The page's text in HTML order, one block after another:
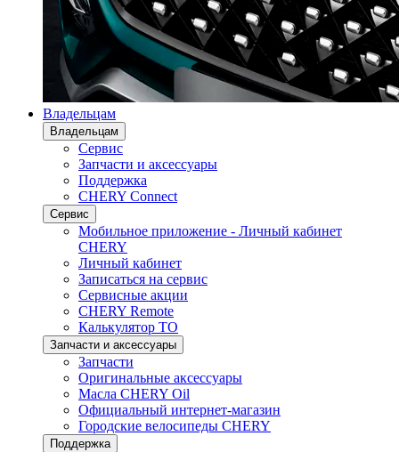
Владельцам
Владельцам
Сервис
Запчасти и аксессуары
Поддержка
CHERY Connect
Сервис
Мобильное приложение - Личный кабинет
CHERY
Личный кабинет
Записаться на сервис
Сервисные акции
CHERY Remote
Калькулятор ТО
Запчасти и аксессуары
Запчасти
Оригинальные аксессуары
Масла CHERY Oil
Официальный интернет-магазин
Городские велосипеды CHERY
Поддержка